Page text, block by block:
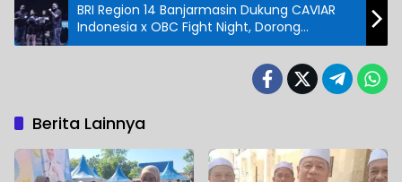
BRI Region 14 Banjarmasin Dukung CAVIAR
Indonesia x OBC Fight Night, Dorong
Kemajuan Olahraga di Kalsel
Berita Lainnya